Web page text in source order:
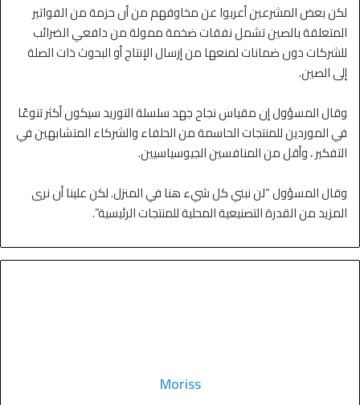
لكن بعض المشرعين أعربوا عن مخاوفهم من أن حزمة من الفواتير
المتعلقة بالصين تشمل نفقات ضخمة ممولة من دافعي الضرائب
للشركات دون ضمانات لمنعها من إرسال الإنتاج أو البحوث ذات الصلة
إلى الصين.
وقال المسؤول إن مقياس نجاح جهد سلسلة التوريد سيكون أكثر تنوعًا
في الموردين للمنتجات الحاسمة من الحلفاء والشركاء المتشابهين في
التفكير ، وأقل من المنافسين الجيوسياسيين.
وقال المسؤول “لن نبني كل شيء هنا في المنزل. لكن علينا أن نرى
المزيد من القدرة التصنيعية المحلية للمنتجات الرئيسية”.
Moriss